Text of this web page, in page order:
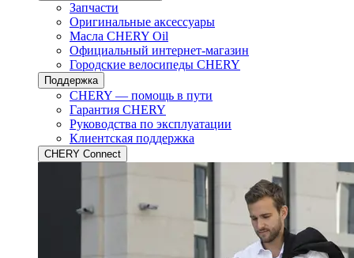
Запчасти
Оригинальные аксессуары
Масла CHERY Oil
Официальный интернет-магазин
Городские велосипеды CHERY
Поддержка
CHERY — помощь в пути
Гарантия CHERY
Руководства по эксплуатации
Клиентская поддержка
CHERY Connect